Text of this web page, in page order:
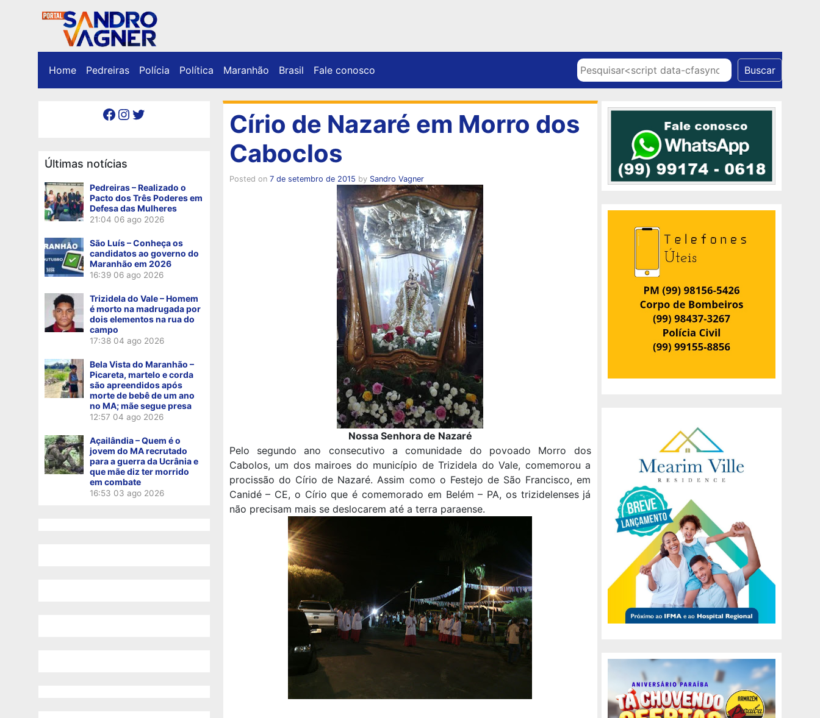
Home Pedreiras Polícia Política Maranhão Brasil Fale conosco Pesquisar Buscar
Facebook Instagram Twitter
Últimas notícias
Pedreiras – Realizado o
Pacto dos Três Poderes em
Defesa das Mulheres
21:04 06 ago 2026
São Luís – Conheça os
candidatos ao governo do
Maranhão em 2026
16:39 06 ago 2026
Trizidela do Vale – Homem
é morto na madrugada por
dois elementos na rua do
campo
17:38 04 ago 2026
Bela Vista do Maranhão –
Picareta, martelo e corda
são apreendidos após
morte de bebê de um ano
no MA; mãe segue presa
12:57 04 ago 2026
Açailândia – Quem é o
jovem do MA recrutado
para a guerra da Ucrânia e
que mãe diz ter morrido
em combate
16:53 03 ago 2026
Círio de Nazaré em Morro dos
Caboclos
Posted on 7 de setembro de 2015 by Sandro Vagner
Nossa Senhora de Nazaré
Pelo segundo ano consecutivo a comunidade do povoado Morro dos
Cabolos, um dos mairoes do município de Trizidela do Vale, comemorou a
procissão do Círio de Nazaré. Assim como o Festejo de São Francisco, em
Canidé – CE, o Círio que é comemorado em Belém – PA, os trizidelenses já
não precisam mais se deslocarem até a terra paraense.